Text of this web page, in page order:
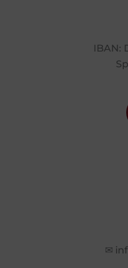
IBAN:
✉